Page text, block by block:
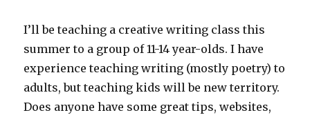
I’ll be teaching a creative writing class this
summer to a group of 11-14 year-olds. I have
experience teaching writing (mostly poetry) to
adults, but teaching kids will be new territory.
Does anyone have some great tips, websites,